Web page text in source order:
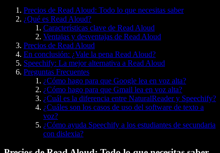
Precios de Read Aloud: Todo lo que necesitas saber
¿Qué es Read Aloud?
Características clave de Read Aloud
Ventajas y desventajas de Read Aloud
Precios de Read Aloud
En conclusión: ¿Vale la pena Read Aloud?
Speechify: La mejor alternativa a Read Aloud
Preguntas Frecuentes
¿Cómo hago para que Google lea en voz alta?
¿Cómo hago para que Gmail lea en voz alta?
¿Cuál es la diferencia entre NaturalReader y Speechify?
¿Cuáles son los casos de uso del software de texto a
voz?
¿Cómo ayuda Speechify a los estudiantes de secundaria
con dislexia?